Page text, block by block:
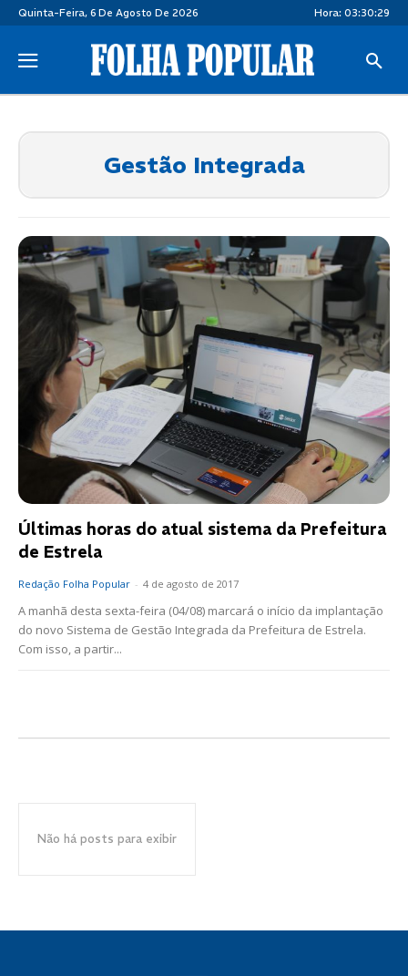
Quinta-Feira, 6 De Agosto De 2026 Hora: 03:30:30
Gestão Integrada
Últimas horas do atual sistema da Prefeitura
de Estrela
Redação Folha Popular - 4 de agosto de 2017
A manhã desta sexta-feira (04/08) marcará o início da implantação
do novo Sistema de Gestão Integrada da Prefeitura de Estrela.
Com isso, a partir...
Não há posts para exibir